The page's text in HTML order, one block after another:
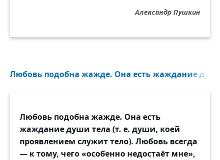
Александр Пушкин
Любовь подобна жажде. Она есть жаждание
Любовь подобна жажде. Она есть
жаждание души тела (т. е. души, коей
проявлением служит тело). Любовь всегда
— к тому, чего «особенно недостаёт мне»,